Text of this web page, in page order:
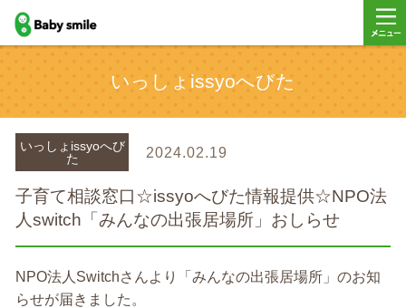
baby smile
いっしょissyoへびた
いっしょissyoへび
た
2024.02.19
子育て相談窓口☆issyoへびた情報提供☆NPO法
人switch「みんなの出張居場所」おしらせ
NPO法人Switchさんより「みんなの出張居場所」のお知
らせが届きました。